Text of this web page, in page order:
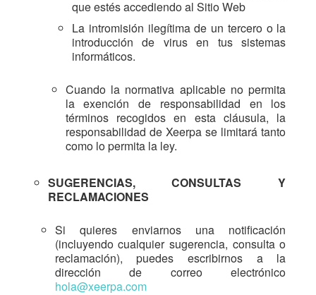
que estés accediendo al Sitio Web
La intromisión ilegítima de un tercero o la
introducción de virus en tus sistemas
informáticos.
Cuando la normativa aplicable no permita
la exención de responsabilidad en los
términos recogidos en esta cláusula, la
responsabilidad de Xeerpa se limitará tanto
como lo permita la ley.
SUGERENCIAS, CONSULTAS Y
RECLAMACIONES
Si quieres enviarnos una notificación
(incluyendo cualquier sugerencia, consulta o
reclamación), puedes escribirnos a la
dirección de correo electrónico
hola@xeerpa.com